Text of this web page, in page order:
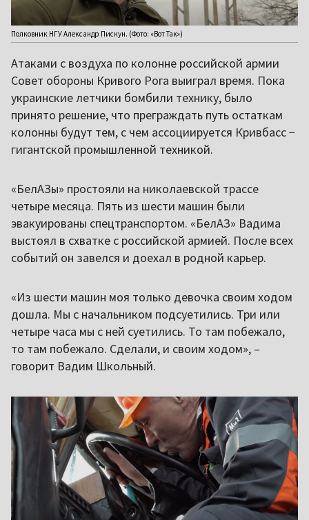
Полковник НГУ Александр Пискун. (Фото: «Вот Так»)
Атаками с воздуха по колонне российской армии
Совет обороны Кривого Рога выиграл время. Пока
украинские летчики бомбили технику, было
принято решение, что преграждать путь остаткам
колонны будут тем, с чем ассоциируется Кривбасс −
гигантской промышленной техникой.
«БелАЗы» простояли на николаевской трассе
четыре месяца. Пять из шести машин были
эвакуированы спецтранспортом. «БелАЗ» Вадима
выстоял в схватке с российской армией. После всех
событий он завелся и доехал в родной карьер.
«Из шести машин моя только девочка своим ходом
дошла. Мы с начальником подсуетились. Три или
четыре часа мы с ней суетились. То там побежало,
то там побежало. Сделали, и своим ходом», –
говорит Вадим Школьный.